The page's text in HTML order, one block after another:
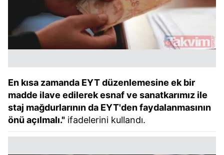
En kısa zamanda EYT düzenlemesine ek bir
madde ilave edilerek esnaf ve sanatkarımız ile
staj mağdurlarının da EYT'den faydalanmasının
önü açılmalı." ifadelerini kullandı.